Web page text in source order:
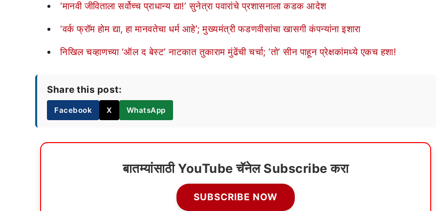
‘मानवी जीविताला सर्वोच्च प्राधान्य द्या!’ सुनेत्रा पवारांचे प्रशासनाला कडक आदेश
‘वर्क फ्रॉम होम द्या, हा मानवतेचा धर्म आहे’; मुख्यमंत्री फडणवीसांचा खासगी कंपन्यांना इशारा
निखिल चव्हाणच्या ‘ऑल द बेस्ट’ नाटकात तुकाराम मुंढेंची चर्चा; ‘तो’ सीन पाहून प्रेक्षकांमध्ये एकच हशा!
Share this post:
Facebook X WhatsApp
बातम्यांसाठी YouTube चॅनेल Subscribe करा
SUBSCRIBE NOW